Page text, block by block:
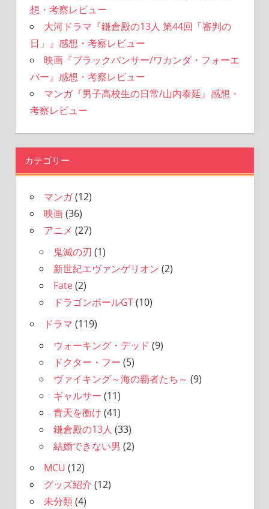
想・考察レビュー
大河ドラマ『鎌倉殿の13人 第44回「審判の
日」』感想・考察レビュー
映画『ブラックパンサー/ワカンダ・フォーエ
バー』感想・考察レビュー
マンガ『男子高校生の日常/山内泰延』感想・
考察レビュー
カテゴリー
マンガ(12)
映画(36)
アニメ (27)
鬼滅の刃 (1)
新世紀エヴァンゲリオン (2)
Fate(2)
ドラゴンボールGT(10)
ドラマ (119)
ウォーキング・デッド (9)
ドクター・フー (5)
ヴァイキング～海の覇者たち～ (9)
ギャルサー (11)
青天を衝け (41)
鎌倉殿の13人 (33)
結婚できない男 (2)
MCU (12)
グッズ紹介 (12)
未分類(4)